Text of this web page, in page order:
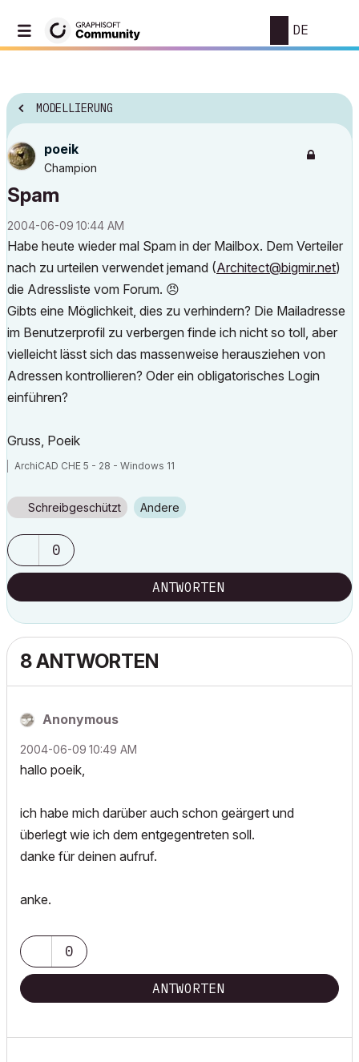
DE
MODELLIERUNG
poeik
Champion
Spam
‎2004-06-09 10:44 AM
Habe heute wieder mal Spam in der Mailbox. Dem Verteiler
nach zu urteilen verwendet jemand (Architect@bigmir.net)
die Adressliste vom Forum. 😠
Gibts eine Möglichkeit, dies zu verhindern? Die Mailadresse
im Benutzerprofil zu verbergen finde ich nicht so toll, aber
vielleicht lässt sich das massenweise herausziehen von
Adressen kontrollieren? Oder ein obligatorisches Login
einführen?
Gruss, Poeik
ArchiCAD CHE 5 - 28 - Windows 11
Schreibgeschützt Andere
0
ANTWORTEN
8 ANTWORTEN
Anonymous
‎2004-06-09 10:49 AM
hallo poeik,
ich habe mich darüber auch schon geärgert und
überlegt wie ich dem entgegentreten soll.
danke für deinen aufruf.
anke.
0
ANTWORTEN